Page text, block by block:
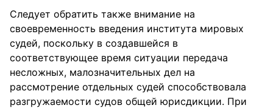
Следует обратить также внимание на
своевременность введения института мировых
судей, поскольку в создавшейся в
соответствующее время ситуации передача
несложных, малозначительных дел на
рассмотрение отдельных судей способствовала
разгружаемости судов общей юрисдикции. При